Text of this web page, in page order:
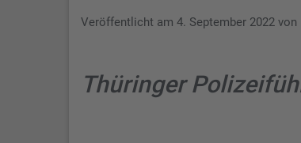
Veröffentlicht am 4. September 2022 von
Thüringer